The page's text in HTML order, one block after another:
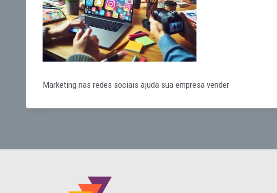
Marketing nas redes sociais ajuda sua empresa vender